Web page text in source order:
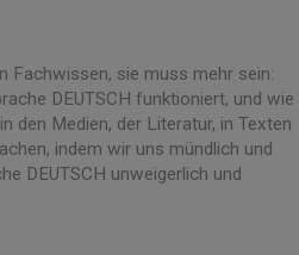
Fachwissen, sie muss mehr sein:
DEUTSCH funktioniert, und wie
den Medien, der Literatur, in Texten
indem wir uns mündlich und
DEUTSCH unweigerlich und